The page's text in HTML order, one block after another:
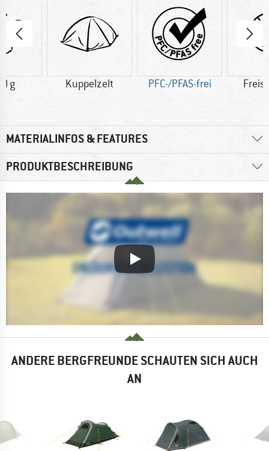
g Kuppelzelt PFC-/PFAS-frei
MATERIALINFOS & FEATURES
PRODUKTBESCHREIBUNG
ANDERE BERGFREUNDE SCHAUTEN SICH AUCH
AN